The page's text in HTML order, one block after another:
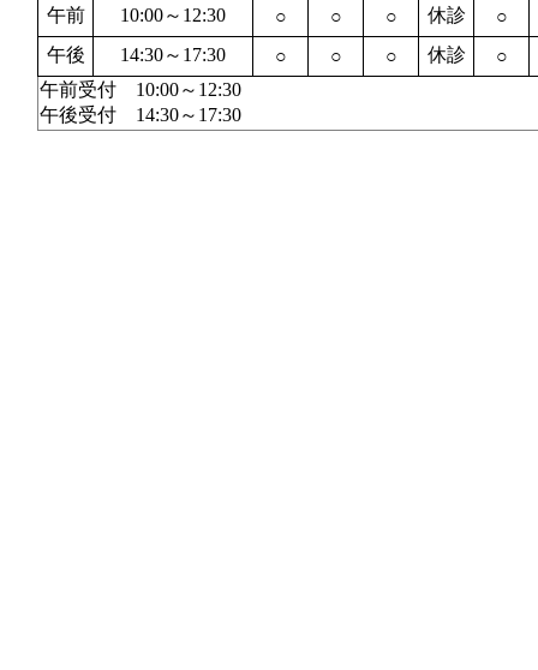
午前
10:00～12:30 ○ ○ ○ 休診
○
午後
14:30～17:30 ○ ○ ○ 休診
○
午前受付 10:00～12:30
午後受付 14:30～17:30